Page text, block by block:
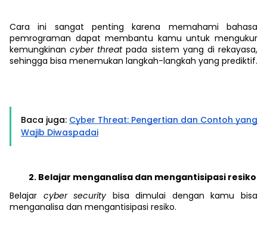
Cara ini sangat penting karena memahami bahasa
pemrograman dapat membantu kamu untuk mengukur
kemungkinancyber threatpada sistem yang di rekayasa,
sehingga bisa menemukan langkah-langkah yang prediktif.
Baca juga: Cyber Threat: Pengertian dan Contoh yang
Wajib Diwaspadai
Belajar menganalisa dan mengantisipasi resiko
Belajar cyber securitybisa dimulai dengan kamu bisa
menganalisa dan mengantisipasi resiko.